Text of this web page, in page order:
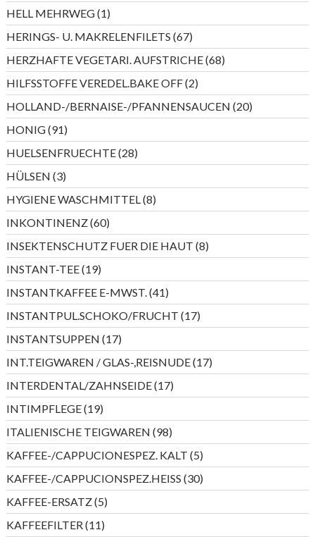
Produkte
HELL MEHRWEG 11
Produkt
HERINGS- U. MAKRELENFILETS 6767
Produkte
HERZHAFTE VEGETARI. AUFSTRICHE 6868
Produkte
HILFSSTOFFE VEREDEL.BAKE OFF 22
Produkte
HOLLAND-/BERNAISE-/PFANNENSAUCEN 2020
Produkte
HONIG 9191
Produkte
HUELSENFRUECHTE 2828
Produkte
HÜLSEN 33
Produkte
HYGIENE WASCHMITTEL 88
Produkte
INKONTINENZ 6060
Produkte
INSEKTENSCHUTZ FUER DIE HAUT 88
Produkte
INSTANT-TEE 1919
Produkte
INSTANTKAFFEE E-MWST. 4141
Produkte
INSTANTPUL.SCHOKO/FRUCHT 1717
Produkte
INSTANTSUPPEN 1717
Produkte
INT.TEIGWAREN / GLAS-,REISNUDE 1717
Produkte
INTERDENTAL/ZAHNSEIDE 1717
Produkte
INTIMPFLEGE 1919
Produkte
ITALIENISCHE TEIGWAREN 9898
Produkte
KAFFEE-/CAPPUCIONESPEZ. KALT 55
Produkte
KAFFEE-/CAPPUCIONSPEZ.HEISS 3030
Produkte
KAFFEE-ERSATZ 55
Produkte
KAFFEEFILTER 1111